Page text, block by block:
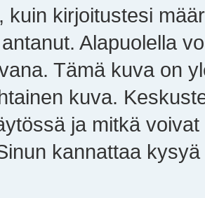
kuin kirjoitustesi
Alapuolella
Tämä kuva on
kuva.
ja mitkä
kannattaa